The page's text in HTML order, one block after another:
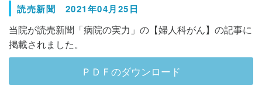
読売新聞 2021年04月25日
当院が読売新聞「病院の実力」の【婦人科がん】の記事に
掲載されました。
ＰＤＦのダウンロード